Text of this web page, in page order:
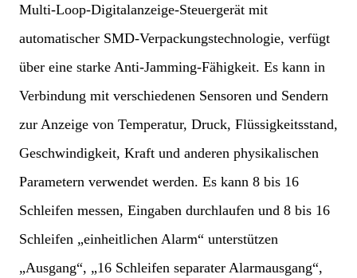
Multi-Loop-Digitalanzeige-Steuergerät mit
automatischer SMD-Verpackungstechnologie, verfügt
über eine starke Anti-Jamming-Fähigkeit. Es kann in
Verbindung mit verschiedenen Sensoren und Sendern
zur Anzeige von Temperatur, Druck, Flüssigkeitsstand,
Geschwindigkeit, Kraft und anderen physikalischen
Parametern verwendet werden. Es kann 8 bis 16
Schleifen messen, Eingaben durchlaufen und 8 bis 16
Schleifen „einheitlichen Alarm“ unterstützen
„Ausgang“, „16 Schleifen separater Alarmausgang“,